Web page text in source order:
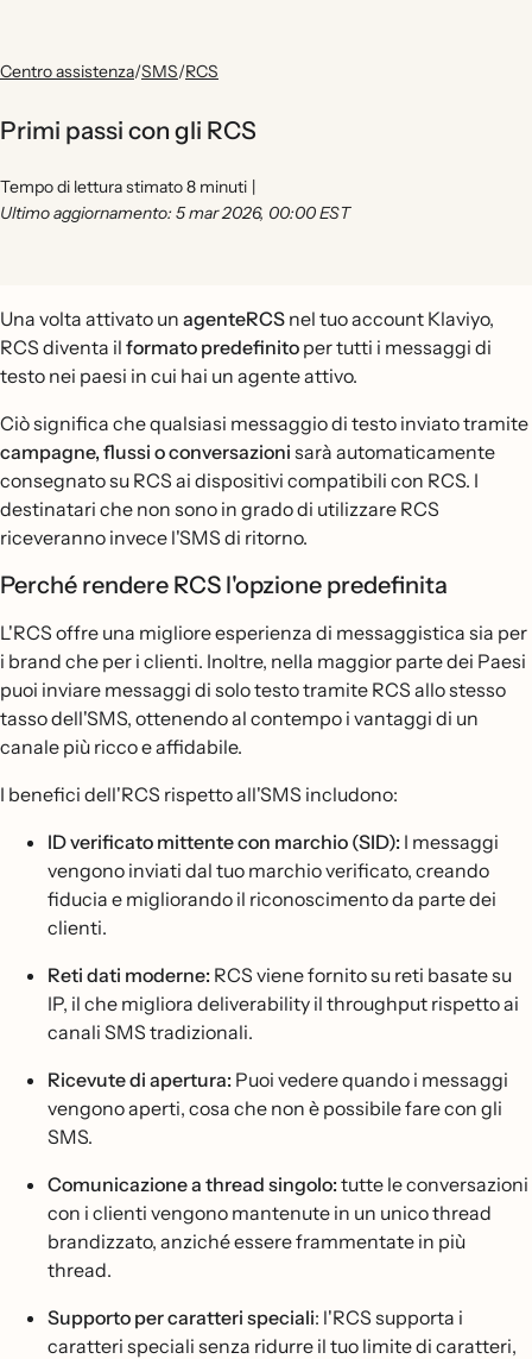
Centro assistenza/SMS/RCS
Primi passi con gli RCS
Tempo di lettura stimato 8 minuti |
Ultimo aggiornamento: 5 mar 2026, 00:00 EST
Una volta attivato un agenteRCS nel tuo account Klaviyo,
RCS diventa il formato predefinito per tutti i messaggi di
testo nei paesi in cui hai un agente attivo.
Ciò significa che qualsiasi messaggio di testo inviato tramite
campagne, flussi o conversazioni sarà automaticamente
consegnato su RCS ai dispositivi compatibili con RCS. I
destinatari che non sono in grado di utilizzare RCS
riceveranno invece l'SMS di ritorno.
Perché rendere RCS l'opzione predefinita
L'RCS offre una migliore esperienza di messaggistica sia per
i brand che per i clienti. Inoltre, nella maggior parte dei Paesi
puoi inviare messaggi di solo testo tramite RCS allo stesso
tasso dell'SMS, ottenendo al contempo i vantaggi di un
canale più ricco e affidabile.
I benefici dell'RCS rispetto all'SMS includono:
ID verificato mittente con marchio (SID): I messaggi
vengono inviati dal tuo marchio verificato, creando
fiducia e migliorando il riconoscimento da parte dei
clienti.
Reti dati moderne: RCS viene fornito su reti basate su
IP, il che migliora deliverability il throughput rispetto ai
canali SMS tradizionali.
Ricevute di apertura: Puoi vedere quando i messaggi
vengono aperti, cosa che non è possibile fare con gli
SMS.
Comunicazione a thread singolo:tutte le conversazioni
con i clienti vengono mantenute in un unico thread
brandizzato, anziché essere frammentate in più
thread.
Supporto per caratteri speciali: l'RCS supporta i
caratteri speciali senza ridurre il tuo limite di caratteri,